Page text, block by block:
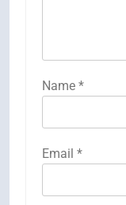
Name *
Email *